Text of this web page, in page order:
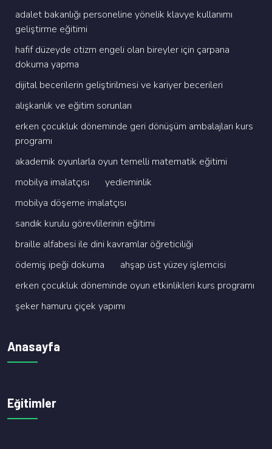
adalet bakanliği personeli̇ne yöneli̇k klavye kullanimi
geli̇şti̇rme eği̇ti̇mi̇
hafi̇f düzeyde oti̇zm engeli̇ olan bi̇reyler i̇çi̇n çarpana
dokuma yapma
di̇ji̇tal beceri̇leri̇n geli̇şti̇ri̇lmesi̇ ve kari̇yer beceri̇leri̇
alişkanlik ve eği̇ti̇m sorunlari
erken çocukluk dönemi̇nde geri̇ dönüşüm ambalajlari kurs
programi
akademi̇k oyunlarla oyun temelli̇ matemati̇k eği̇ti̇mi̇
mobi̇lya i̇malatçisi
yedi̇emi̇nli̇k
mobi̇lya döşeme i̇malatçisi
sandik kurulu görevli̇leri̇ni̇n eği̇ti̇mi̇
brai̇lle alfabesi̇ i̇le di̇ni̇ kavramlar öğreti̇ci̇li̇ği̇
ödemi̇ş i̇peği̇ dokuma
ahşap üst yüzey i̇şlemci̇si̇
erken çocukluk dönemi̇nde oyun etki̇nli̇kleri̇ kurs programi
şeker hamuru çi̇çek yapimi
Anasayfa
Eğitimler